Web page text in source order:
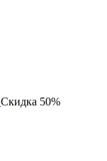
Скидка 50%